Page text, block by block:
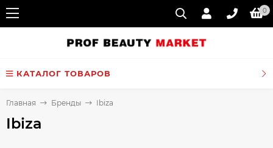
0
КАТАЛОГ ТОВАРОВ
Главная Бренды Ibiza
Ibiza